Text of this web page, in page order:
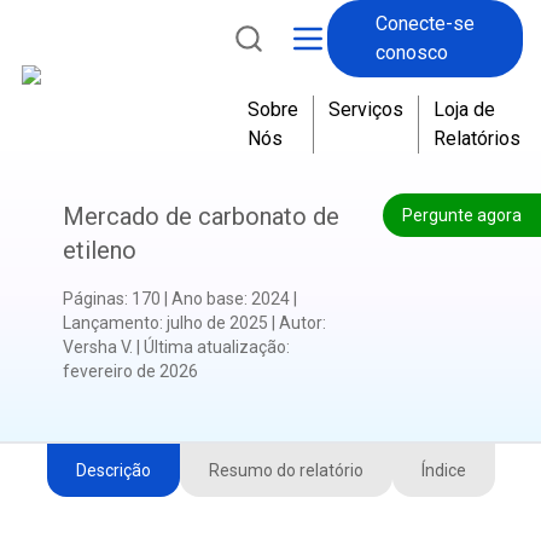
Conecte-se
conosco
Sobre
Nós
Serviços
Loja de
Relatórios
Pergunte agora
Mercado de carbonato de
etileno
Páginas: 170 Ano base: 2024
Lançamento: julho de 2025 Autor:
Versha V.
Última atualização:
fevereiro de 2026
Descrição Resumo do relatório Índice